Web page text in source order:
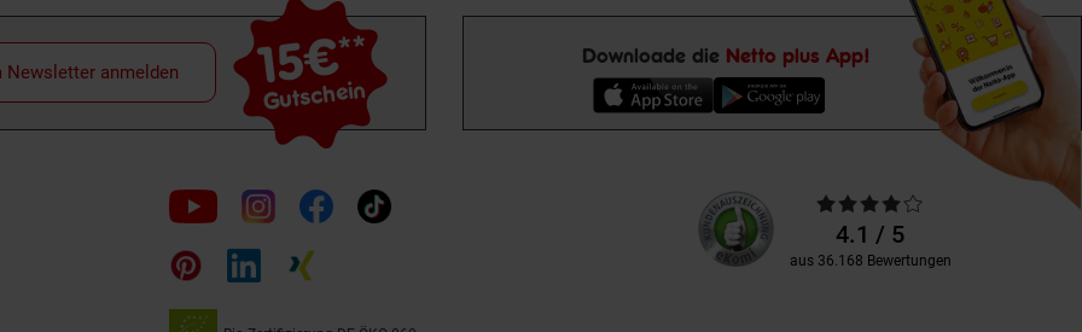
15€**
Gutschein
Newsletter anmelden
Downloade die Netto plus App!
Folge
uns
auf
Unsere
Kundenbewertungen
Durchschnittliche
Bewertungen4.1 / 5
aus 36.168 Bewertungen